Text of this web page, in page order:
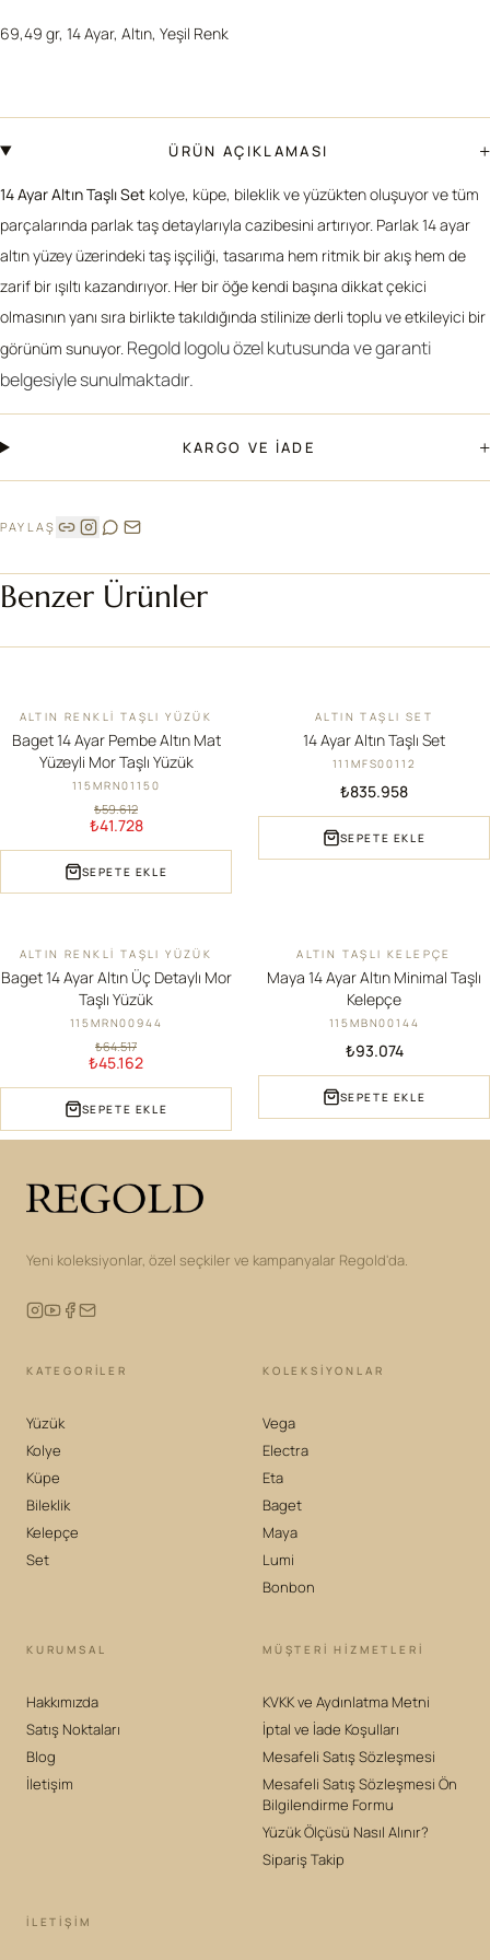
69,49 gr, 14 Ayar, Altın, Yeşil Renk
ÜRÜN AÇIKLAMASI +
14 Ayar Altın Taşlı Set kolye, küpe, bileklik ve yüzükten oluşuyor ve tüm
parçalarında parlak taş detaylarıyla cazibesini artırıyor. Parlak 14 ayar
altın yüzey üzerindeki taş işçiliği, tasarıma hem ritmik bir akış hem de
zarif bir ışıltı kazandırıyor. Her bir öğe kendi başına dikkat çekici
olmasının yanı sıra birlikte takıldığında stilinize derli toplu ve etkileyici bir
görünüm sunuyor. Regold logolu özel kutusunda ve garanti
belgesiyle sunulmaktadır.
KARGO VE İADE +
PAYLAŞ
Benzer Ürünler
İNDIRIM
ALTIN RENKLI TAŞLI YÜZÜK
Baget 14 Ayar Pembe Altın Mat
Yüzeyli Mor Taşlı Yüzük
115MRN01150
₺59.612
₺41.728
SEPETE EKLE
ALTIN TAŞLI SET
14 Ayar Altın Taşlı Set
111MFS00112
₺835.958
SEPETE EKLE
İNDIRIM
ALTIN RENKLI TAŞLI YÜZÜK
Baget 14 Ayar Altın Üç Detaylı Mor
Taşlı Yüzük
115MRN00944
₺64.517
₺45.162
SEPETE EKLE
YENI
ALTIN TAŞLI KELEPÇE
Maya 14 Ayar Altın Minimal Taşlı
Kelepçe
115MBN00144
₺93.074
SEPETE EKLE
Yeni koleksiyonlar, özel seçkiler ve kampanyalar Regold'da.
KATEGORILER
Yüzük
Kolye
Küpe
Bileklik
Kelepçe
Set
KOLEKSIYONLAR
Vega
Electra
Eta
Baget
Maya
Lumi
Bonbon
KURUMSAL
Hakkımızda
Satış Noktaları
Blog
İletişim
MÜŞTERİ HİZMETLERİ
KVKK ve Aydınlatma Metni
İptal ve İade Koşulları
Mesafeli Satış Sözleşmesi
Mesafeli Satış Sözleşmesi Ön
Bilgilendirme Formu
Yüzük Ölçüsü Nasıl Alınır?
Sipariş Takip
İLETIŞIM